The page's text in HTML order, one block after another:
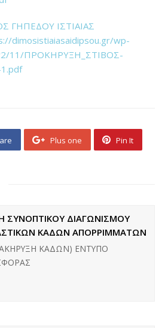
ΓΗΠΕΔΟΥ ΙΣΤΙΑΙΑΣ
dimosistiaiasaidipsou.gr/wp-
11/ΠΡΟΚΗΡΥΞΗ_ΣΤΙΒΟΣ-
Plus one Pin It
ΣΥΝΟΠΤΙΚΟΥ ΔΙΑΓΩΝΙΣΜΟΥ
ΚΑΔΩΝ ΑΠΟΡΡΙΜΜΑΤΩΝ
ΚΑΔΩΝ) ΕΝΤΥΠΟ